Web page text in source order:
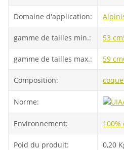
Domaine d'application:
gamme de tailles min.: 53 cm
gamme de tailles max.: 59 cm
Composition:
Norme:
Environnement:
Poid du produit: 0,20